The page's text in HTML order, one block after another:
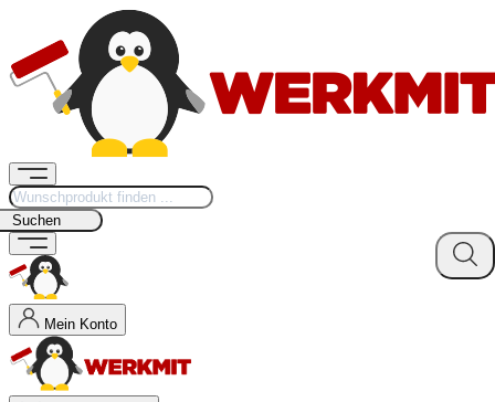
Suchen
Mein Konto